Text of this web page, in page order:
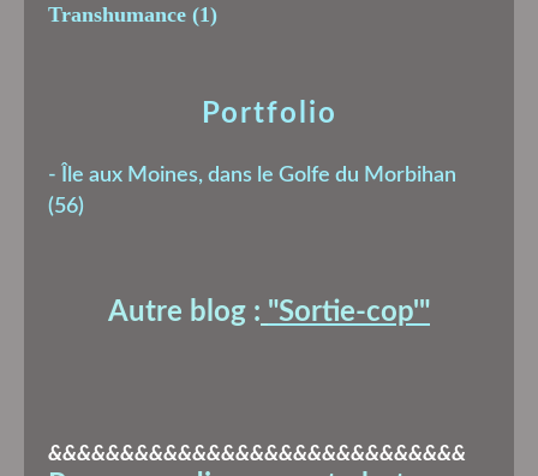
Transhumance (1)
Portfolio
- Île aux Moines, dans le Golfe du Morbihan
(56)
Autre blog : "Sortie-cop'"
&&&&&&&&&&&&&&&&&&&&&&&&&&&&&